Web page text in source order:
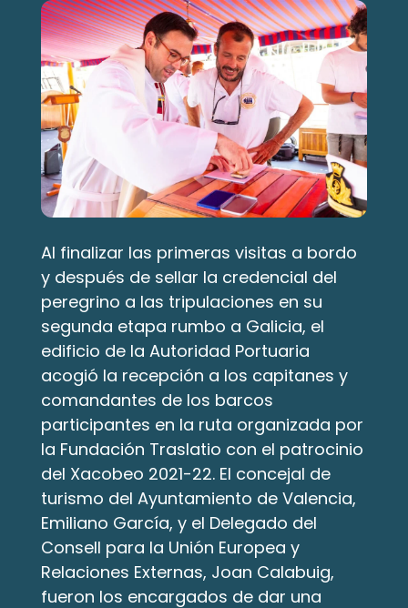
Al finalizar las primeras visitas a bordo
y después de sellar la credencial del
peregrino a las tripulaciones en su
segunda etapa rumbo a Galicia, el
edificio de la Autoridad Portuaria
acogió la recepción a los capitanes y
comandantes de los barcos
participantes en la ruta organizada por
la Fundación Traslatio con el patrocinio
del Xacobeo 2021-22. El concejal de
turismo del Ayuntamiento de Valencia,
Emiliano García, y el Delegado del
Consell para la Unión Europea y
Relaciones Externas, Joan Calabuig,
fueron los encargados de dar una